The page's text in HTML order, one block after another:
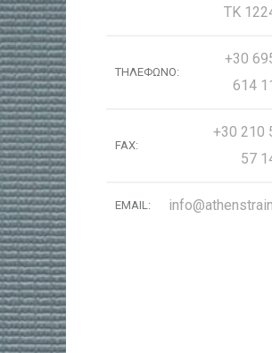
ΤΚ
ΤΗΛΕΦΩΝΟ:
+30
614
FAX:
+30 210
57
EMAIL: